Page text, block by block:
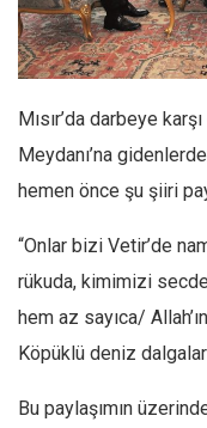
Facebook
Instagram
Editörden
Mahmut Toptaş
Yvonne Ridley
Yusuf Armağan
Mısır’da darbeye
Meydanı’na
hemen önce şu şiiri
“Onlar bizi Vetir’de
rükuda, kimimizi
hem az sayıca/
Köpüklü deniz
Bu paylaşımın